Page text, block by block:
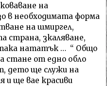
на
в необходимата форма
на шмиргел,
страна, зкаляване,
така нататък … “ Общо
стане от едно обло
дето ще служи на
и ще вае красиви